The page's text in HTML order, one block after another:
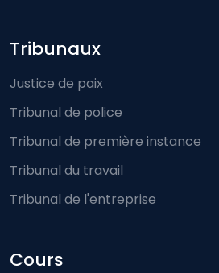
Footer-menu
Tribunaux
Justice de paix
Tribunal de police
Tribunal de première instance
Tribunal du travail
Tribunal de l'entreprise
Cours